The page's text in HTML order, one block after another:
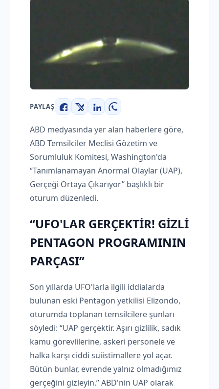
PAYLAŞ
Facebook
X LinkedInWhatsApp
ABD medyasında yer alan haberlere göre,
ABD Temsilciler Meclisi Gözetim ve
Sorumluluk Komitesi, Washington'da
“Tanımlanamayan Anormal Olaylar (UAP),
Gerçeği Ortaya Çıkarıyor” başlıklı bir
oturum düzenledi.
“UFO'LAR GERÇEKTİR! GİZLİ
PENTAGON PROGRAMININ
PARÇASI”
Son yıllarda UFO'larla ilgili iddialarda
bulunan eski Pentagon yetkilisi Elizondo,
oturumda toplanan temsilcilere şunları
söyledi: “UAP gerçektir. Aşırı gizlilik, sadık
kamu görevlilerine, askeri personele ve
halka karşı ciddi suiistimallere yol açar.
Bütün bunlar, evrende yalnız olmadığımız
gerçeğini gizleyin.” ABD'nin UAP olarak